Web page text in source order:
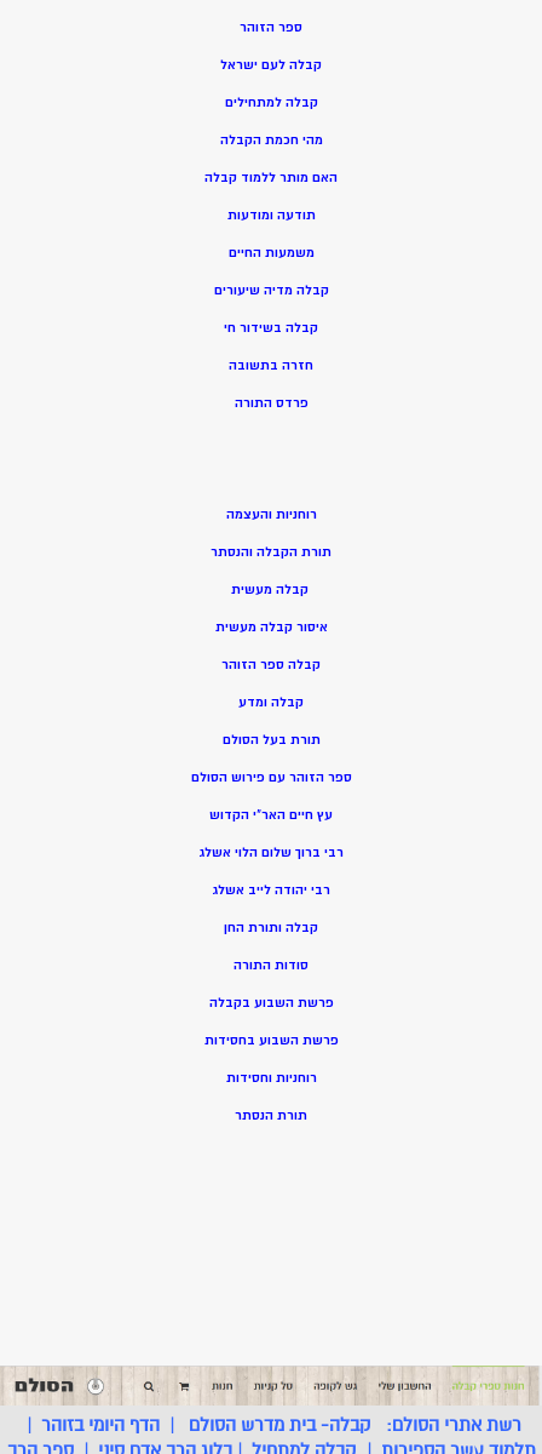
ספר הזוהר
קבלה לעם ישראל
קבלה למתחילים
מהי חכמת הקבלה
האם מותר ללמוד קבלה
תודעה ומודעות
משמעות החיים
קבלה מדיה שיעורים
קבלה בשידור חי
חזרה בתשובה
פרדס התורה
רוחניות והעצמה
תורת הקבלה והנסתר
קבלה מעשית
איסור קבלה מעשית
קבלה ספר הזוהר
קבלה ומדע
תורת בעל הסולם
ספר הזוהר עם פירוש הסולם
עץ חיים האר”י הקדוש
רבי ברוך שלום הלוי אשלג
רבי יהודה לייב אשלג
קבלה ותורת החן
סודות התורה
פרשת השבוע בקבלה
פרשת השבוע בחסידות
רוחניות וחסידות
תורת הנסתר
רשת אתרי הסולם: קבלה- בית מדרש הסולם |הדף היומי בזוהר |